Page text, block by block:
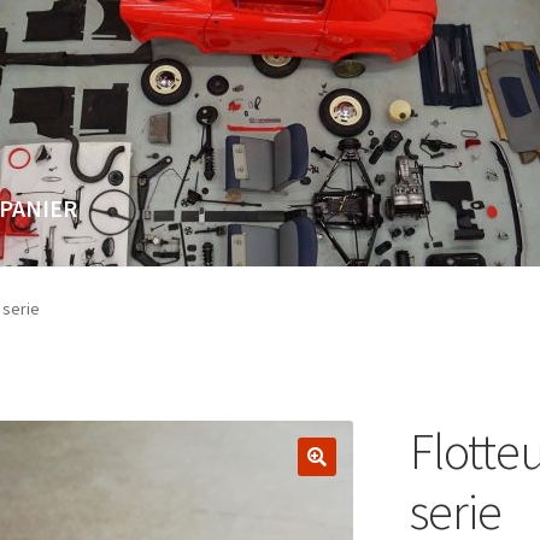
PANIER
serie